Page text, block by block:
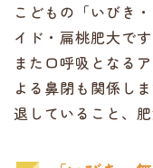
こどもの「いびき
イド・扁桃肥大です
また口呼吸となる
よる鼻閉も関係し
退していること、